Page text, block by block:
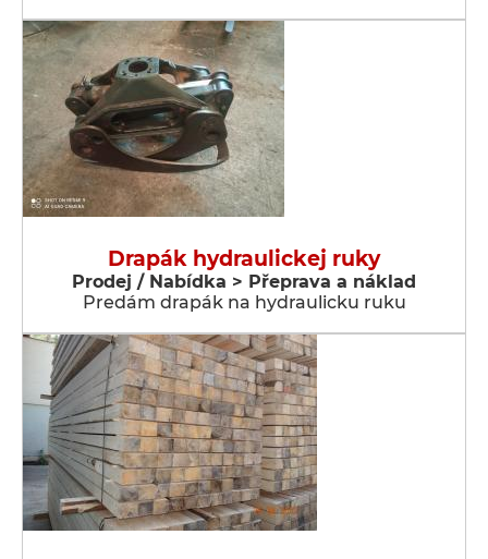
Drapák hydraulickej ruky
Prodej / Nabídka > Přeprava a náklad
Predám drapák na hydraulicku ruku